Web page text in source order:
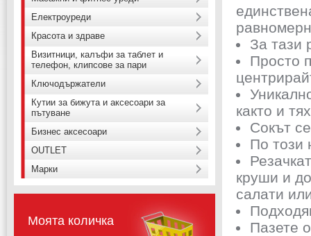
За тази
Просто
както и
Сокът
По този
круши и
салати
Пазете
Електроуреди
Красота и здраве
Визитници, калъфи за таблет и
телефон, клипсове за пари
Ключодържатели
Кутии за бижута и аксесоари за
пътуване
Бизнес аксесоари
OUTLET
Марки
Моята количка